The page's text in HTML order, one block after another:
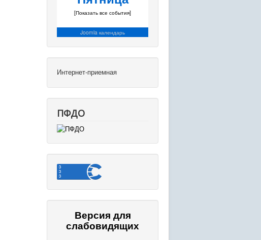
[Показать все события]
Joomla календарь
Интернет-приемная
ПФДО
Версия для
слабовидящих